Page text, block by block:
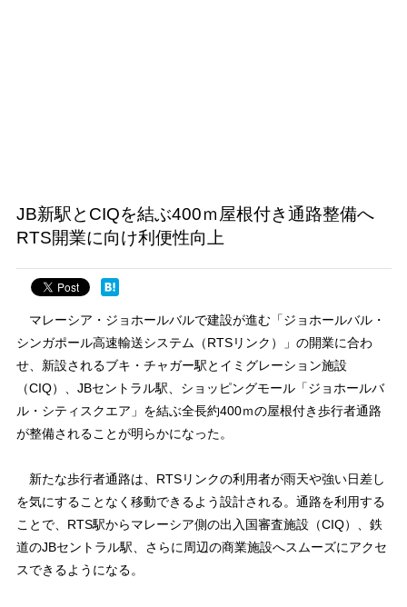
JB新駅とCIQを結ぶ400ｍ屋根付き通路整備へ
RTS開業に向け利便性向上
マレーシア・ジョホールバルで建設が進む「ジョホールバル・
シンガポール高速輸送システム（RTSリンク）」の開業に合わ
せ、新設されるブキ・チャガー駅とイミグレーション施設
（CIQ）、JBセントラル駅、ショッピングモール「ジョホールバ
ル・シティスクエア」を結ぶ全長約400ｍの屋根付き歩行者通路
が整備されることが明らかになった。
新たな歩行者通路は、RTSリンクの利用者が雨天や強い日差し
を気にすることなく移動できるよう設計される。通路を利用する
ことで、RTS駅からマレーシア側の出入国審査施設（CIQ）、鉄
道のJBセントラル駅、さらに周辺の商業施設へスムーズにアクセ
スできるようになる。